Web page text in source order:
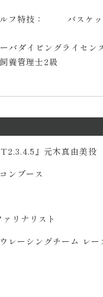
フ 特技：
バスケ
バダイビングライセ
養管理士2級
』元木真由美役
ンブース
リナリスト
レーシングチーム レー